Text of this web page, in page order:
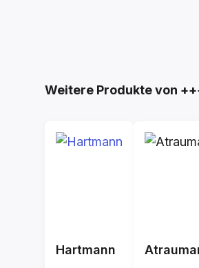
Produktgalerie
Weitere Produkte von
Hartmann